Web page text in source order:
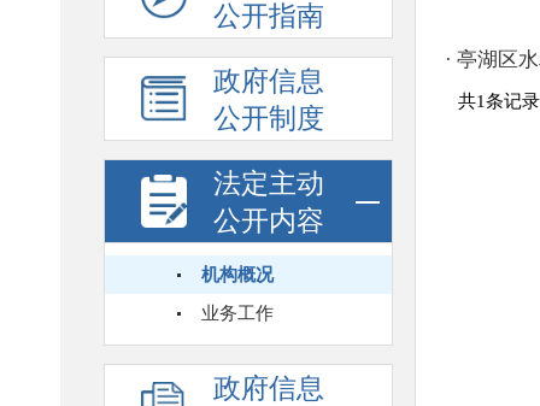
公开指南
政府信息
公开制度
法定主动
公开内容
机构概况
业务工作
政府信息